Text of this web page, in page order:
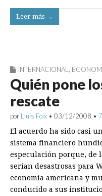
Leer más →
INTERNACIONAL
Quién pone
rescate
por Lluís Foix • 03/12/2008 •
El acuerdo ha sido casi
sistema financiero
especulación porque, de
serían desastrosas para
economía americana y
conducido a sus